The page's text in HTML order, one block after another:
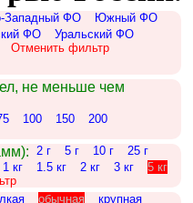
Западный ФО
Южный ФО
ФО
Уральский ФО
Отменить фильтр
не меньше чем
100 150
200
2 г 5 г 10 г
25 г
1 кг 1.5 кг 2 кг 3 кг
5 кг
обычная
крупная